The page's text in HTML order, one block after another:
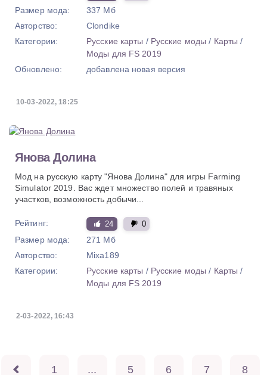
Размер мода:
337 Мб
Авторство:
Clondike
Категории:
Русские карты / Русские моды / Карты /
Моды для FS 2019
Обновлено:
добавлена новая версия
10-03-2022, 18:25
Янова Долина
Мод на русскую карту "Янова Долина" для игры Farming
Simulator 2019. Вас ждет множество полей и травяных
участков, возможность добычи...
Рейтинг: 24 0
Размер мода:
271 Мб
Авторство:
Mixa189
Категории:
Русские карты / Русские моды / Карты /
Моды для FS 2019
2-03-2022, 16:43
1 ... 5 6 7 8